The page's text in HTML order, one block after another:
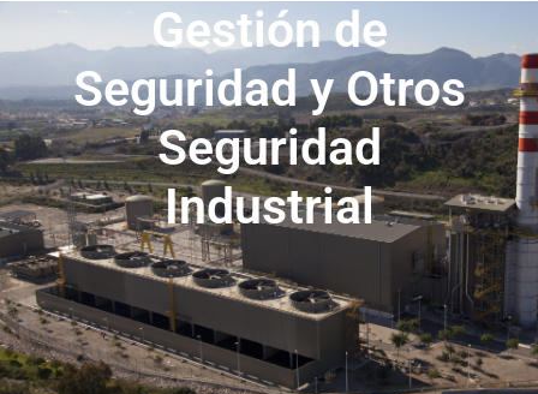
Gestión de
Seguridad y Otros
Seguridad
Industrial